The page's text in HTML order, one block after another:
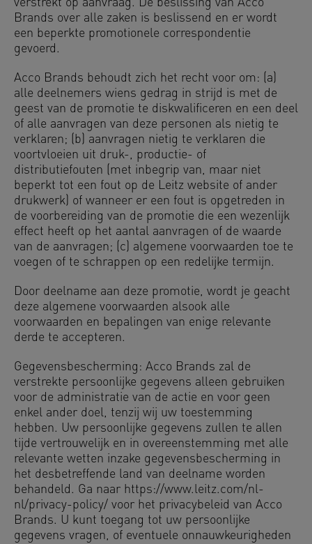
verstrekt op aanvraag. De beslissing van Acco
Brands over alle zaken is beslissend en er wordt
een beperkte promotionele correspondentie
gevoerd.
Acco Brands behoudt zich het recht voor om: (a)
alle deelnemers wiens gedrag in strijd is met de
geest van de promotie te diskwalificeren en een deel
of alle aanvragen van deze personen als nietig te
verklaren; (b) aanvragen nietig te verklaren die
voortvloeien uit druk-, productie- of
distributiefouten (met inbegrip van, maar niet
beperkt tot een fout op de Leitz website of ander
drukwerk) of wanneer er een fout is opgetreden in
de voorbereiding van de promotie die een wezenlijk
effect heeft op het aantal aanvragen of de waarde
van de aanvragen; (c) algemene voorwaarden toe te
voegen of te schrappen op een redelijke termijn.
Door deelname aan deze promotie, wordt je geacht
deze algemene voorwaarden alsook alle
voorwaarden en bepalingen van enige relevante
derde te accepteren.
Gegevensbescherming: Acco Brands zal de
verstrekte persoonlijke gegevens alleen gebruiken
voor de administratie van de actie en voor geen
enkel ander doel, tenzij wij uw toestemming
hebben. Uw persoonlijke gegevens zullen te allen
tijde vertrouwelijk en in overeenstemming met alle
relevante wetten inzake gegevensbescherming in
het desbetreffende land van deelname worden
behandeld. Ga naar https://www.leitz.com/nl-
nl/privacy-policy/ voor het privacybeleid van Acco
Brands. U kunt toegang tot uw persoonlijke
gegevens vragen, of eventuele onnauwkeurigheden